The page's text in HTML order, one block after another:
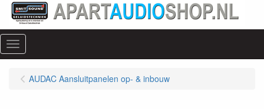
Menu
AUDAC Aansluitpanelen op- & inbouw